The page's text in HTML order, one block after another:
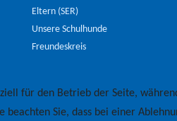
Eltern (SER)
Unsere Schulhunde
Freundeskreis
für den Betrieb der Seite,
beachten Sie, dass bei einer